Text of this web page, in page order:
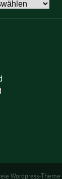
Wordpress-Theme